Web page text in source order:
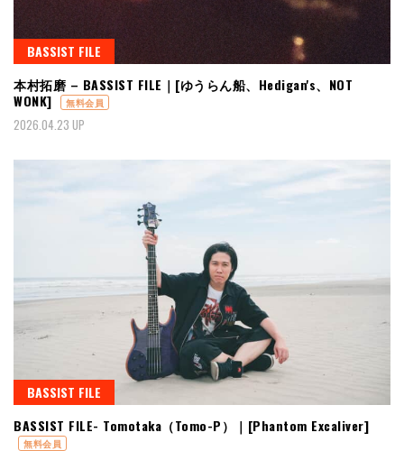
BASSIST FILE
本村拓磨 – BASSIST FILE｜[ゆうらん船、Hedigan's、NOT
WONK]
無料会員
2026.04.23 UP
BASSIST FILE
BASSIST FILE- Tomotaka（Tomo-P）｜[Phantom Excaliver]
無料会員